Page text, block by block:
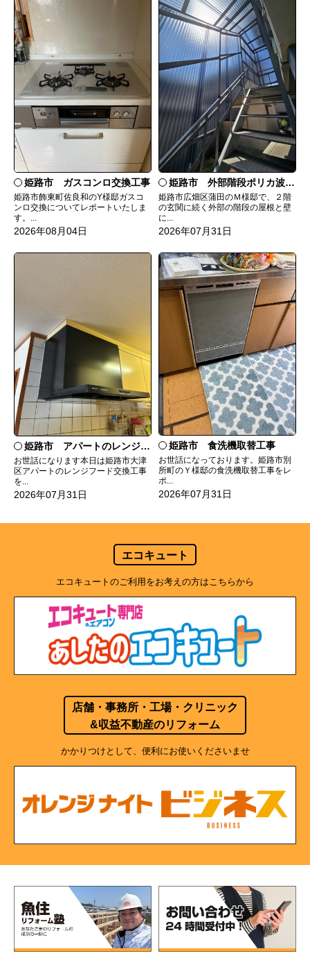
姫路市 ガスコンロ交換工事
姫路市飾東町佐良和のY様邸ガスコ
ンロ交換についてレポートいたしま
す。...
2026年08月04日
姫路市 外部階段ポリカ波板張替工事
姫路市広畑区蒲田のＭ様邸で、２階
の玄関に続く外部の階段の屋根と壁
に...
2026年07月31日
姫路市 アパートのレンジフード交換
お世話になります本日は姫路市大津
区アパートのレンジフード交換工事
を...
2026年07月31日
姫路市 食洗機取替工事
お世話になっております。姫路市別
所町のＹ様邸の食洗機取替工事をレ
ポ...
2026年07月31日
エコキュート
エコキュートのご利用をお考えの方はこちらから
店舗・事務所・工場・クリニック
&収益不動産のリフォーム
かかりつけとして、便利にお使いくださいませ